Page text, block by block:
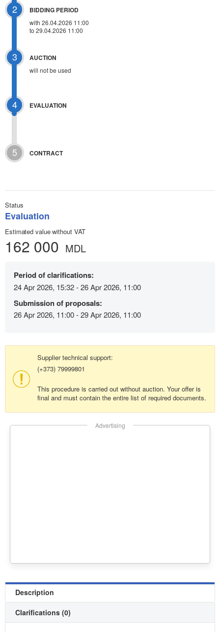
2 BIDDING PERIOD
with 26.04.2026 11:00
to 29.04.2026 11:00
3 AUCTION
will not be used
4 EVALUATION
5 CONTRACT
Status
Evaluation
Estimated value without VAT
162 000 MDL
Period of clarifications:
24 Apr 2026, 15:32 - 26 Apr 2026, 11:00
Submission of proposals:
26 Apr 2026, 11:00 - 29 Apr 2026, 11:00
Supplier technical support:
(+373) 79999801
This procedure is carried out without auction. Your offer is
final and must contain the entire list of required documents.
Advertising
Description
Clarifications (0)